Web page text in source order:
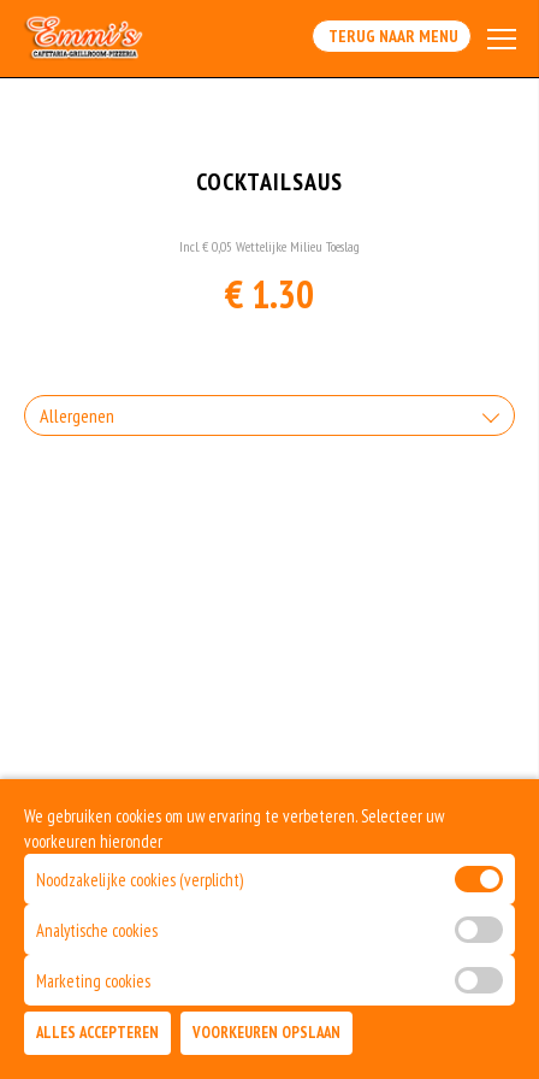
Array
TERUG NAAR MENU
COCKTAILSAUS
Incl. € 0,05 Wettelijke Milieu Toeslag
€ 1.30
Allergenen
We gebruiken cookies om uw ervaring te verbeteren. Selecteer uw
voorkeuren hieronder
Noodzakelijke cookies (verplicht)
Analytische cookies
Marketing cookies
ALLES ACCEPTEREN VOORKEUREN OPSLAAN